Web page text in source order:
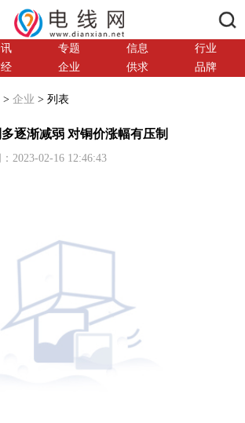
专题 信息
行业
企业 供求 品牌
> 企业 > 列表
逐渐减弱 对铜价涨幅有压制
2023-02-16 12:46:43